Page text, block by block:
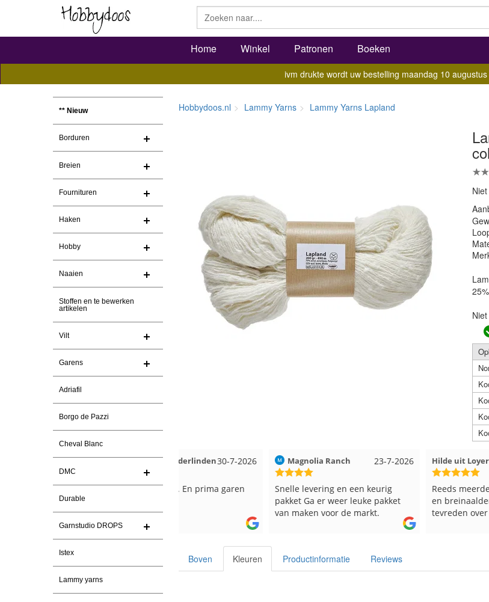
Home Winkel Patronen Boeken
ivm drukte wordt uw bestelling maandag 10
** Nieuw
Borduren
Breien
Fournituren
Haken
Hobby
Naaien
Stoffen en te bewerken
artikelen
Vilt
Garens
Adriafil
Borgo de Pazzi
Cheval Blanc
DMC
Durable
Garnstudio DROPS
Istex
Lammy yarns
Hobbydoos.nl Lammy Yarns Lammy Yarns Lapland
30-7-2026
Christel Vanderlinden
Snelle levering. En prima garen
23-7-2026
Magnolia Ranch
Snelle levering en een keurig
pakket Ga er weer leuke pakket
van maken voor de markt.
17-7-2026
Hilde uit Loyers
Reeds meerdere keren breigaren
en breinaalden besteld, altijd heel
tevreden over de service.
Boven Kleuren Productinformatie Reviews